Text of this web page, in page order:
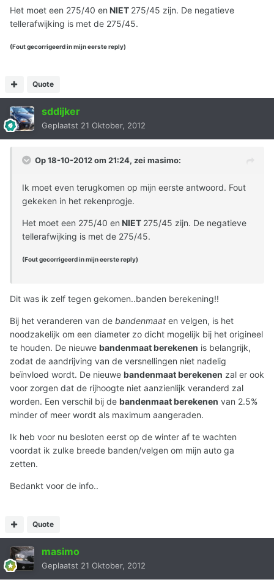
Het moet een 275/40 en NIET 275/45 zijn. De negatieve
tellerafwijking is met de 275/45.
(Fout gecorrigeerd in mijn eerste reply)
Quote
sddijker
Geplaatst 21 Oktober, 2012
Op 18-10-2012 om 21:24, zei masimo:
Ik moet even terugkomen op mijn eerste antwoord. Fout
gekeken in het rekenprogje.
Het moet een 275/40 en NIET 275/45 zijn. De negatieve
tellerafwijking is met de 275/45.
(Fout gecorrigeerd in mijn eerste reply)
Dit was ik zelf tegen gekomen..banden berekening!!
Bij het veranderen van de bandenmaat en velgen, is het
noodzakelijk om een diameter zo dicht mogelijk bij het origineel
te houden. De nieuwe bandenmaat berekenen is belangrijk,
zodat de aandrijving van de versnellingen niet nadelig
beïnvloed wordt. De nieuwe bandenmaat berekenen zal er ook
voor zorgen dat de rijhoogte niet aanzienlijk veranderd zal
worden. Een verschil bij de bandenmaat berekenen van 2.5%
minder of meer wordt als maximum aangeraden.
Ik heb voor nu besloten eerst op de winter af te wachten
voordat ik zulke breede banden/velgen om mijn auto ga
zetten.
Bedankt voor de info..
Quote
masimo
Geplaatst 21 Oktober, 2012